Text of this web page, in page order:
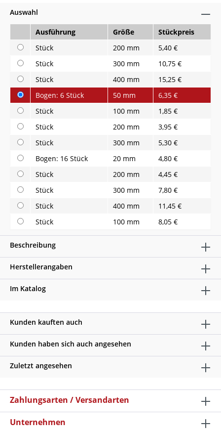
Auswahl
Ausführung Größe
Stückpreis
Stück
200 mm
5,40 €
Stück
300 mm
10,75 €
Stück
400 mm
15,25 €
Bogen: 6 Stück
50 mm
6,35 €
Stück
100 mm
1,85 €
Stück
200 mm
3,95 €
Stück
300 mm
5,30 €
Bogen: 16 Stück
20 mm
4,80 €
Stück
200 mm
4,45 €
Stück
300 mm
7,80 €
Stück
400 mm
11,45 €
Stück
100 mm 8,05 €
Beschreibung
Herstellerangaben
Im Katalog
Kunden kauften auch
Kunden haben sich auch angesehen
Zuletzt angesehen
Zahlungsarten / Versandarten
Unternehmen